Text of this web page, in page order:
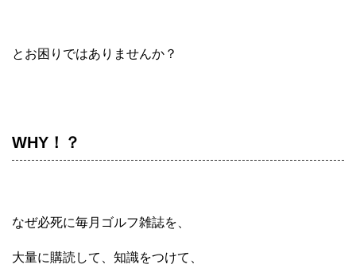
とお困りではありませんか？
WHY！？
なぜ必死に毎月ゴルフ雑誌を、
大量に購読して、 知識をつけて、